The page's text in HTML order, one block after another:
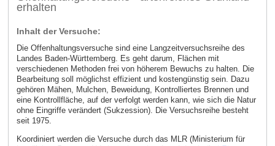
erhalten
Inhalt der Versuche:
Die Offenhaltungsversuche sind eine Langzeitversuchsreihe des
Landes Baden-Württemberg. Es geht darum, Flächen mit
verschiedenen Methoden frei von höherem Bewuchs zu halten. Die
Bearbeitung soll möglichst effizient und kostengünstig sein. Dazu
gehören Mähen, Mulchen, Beweidung, Kontrolliertes Brennen und
eine Kontrollfläche, auf der verfolgt werden kann, wie sich die Natur
ohne Eingriffe verändert (Sukzession). Die Versuchsreihe besteht
seit 1975.
Koordiniert werden die Versuche durch das MLR (Ministerium für